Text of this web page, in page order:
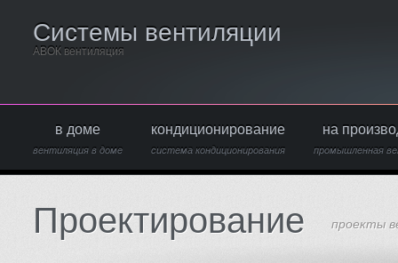
Системы вентиляции
АВОК вентиляция
в доме
вентиляция в доме
кондиционирование
система кондиционирования
на
промышленная
Проектирование проекты